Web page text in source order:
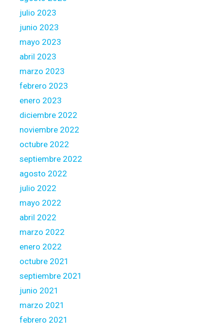
julio 2023
junio 2023
mayo 2023
abril 2023
marzo 2023
febrero 2023
enero 2023
diciembre 2022
noviembre 2022
octubre 2022
septiembre 2022
agosto 2022
julio 2022
mayo 2022
abril 2022
marzo 2022
enero 2022
octubre 2021
septiembre 2021
junio 2021
marzo 2021
febrero 2021